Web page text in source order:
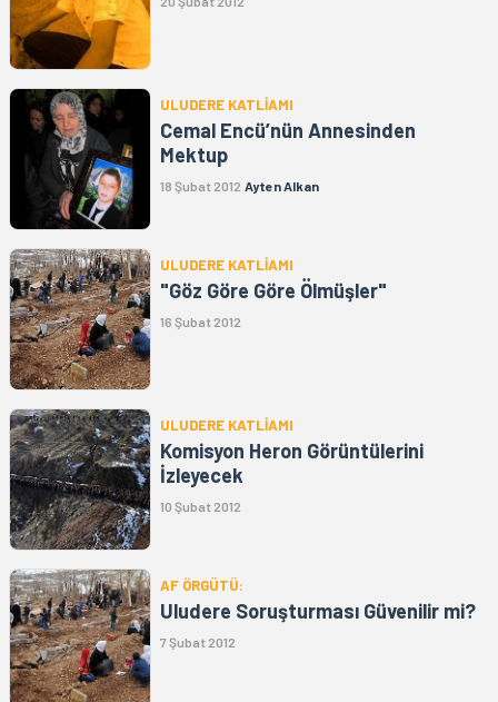
ULUDERE KATLİAMI
Cemal Encü’nün Annesinden
Mektup
18 Şubat 2012 Ayten Alkan
ULUDERE KATLİAMI
"Göz Göre Göre Ölmüşler"
16 Şubat 2012
ULUDERE KATLİAMI
Komisyon Heron Görüntülerini
İzleyecek
10 Şubat 2012
AF ÖRGÜTÜ:
Uludere Soruşturması Güvenilir mi?
7 Şubat 2012